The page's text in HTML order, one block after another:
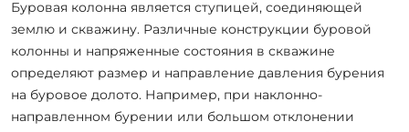
Буровая колонна является ступицей, соединяющей
землю и скважину. Различные конструкции буровой
колонны и напряженные состояния в скважине
определяют размер и направление давления бурения
на буровое долото. Например, при наклонно-
направленном бурении или большом отклонении